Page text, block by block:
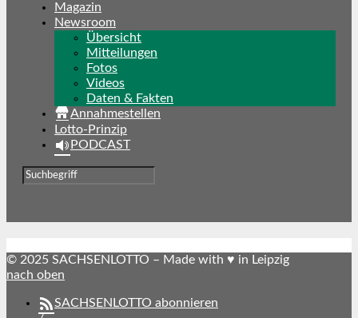
Magazin
Newsroom
Übersicht
Mitteilungen
Fotos
Videos
Daten & Fakten
Annahmestellen
Lotto-Prinzip
PODCAST
© 2025 SACHSENLOTTO – Made with ♥ in Leipzig
nach oben
SACHSENLOTTO abonnieren